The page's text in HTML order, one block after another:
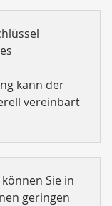
kann der
vereinbart
Sie in
geringen